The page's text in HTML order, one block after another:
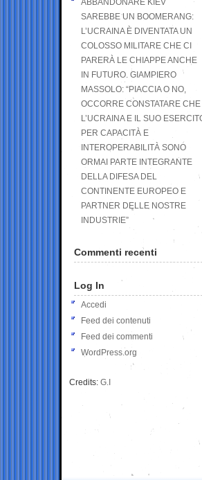
ABBANDONARE KIEV
SAREBBE UN BOOMERANG:
L’UCRAINA È DIVENTATA UN
COLOSSO MILITARE CHE CI
PARERÀ LE CHIAPPE ANCHE
IN FUTURO. GIAMPIERO
MASSOLO: “PIACCIA O NO,
OCCORRE CONSTATARE CHE
L’UCRAINA E IL SUO
PER CAPACITÀ E
INTEROPERABILITÀ SONO
ORMAI PARTE INTEGRANTE
DELLA DIFESA DEL
CONTINENTE EUROPEO E
PARTNER DELLE NOSTRE
INDUSTRIE”
Commenti recenti
Log In
Accedi
Feed dei contenuti
Feed dei commenti
WordPress.org
Credits: G.I